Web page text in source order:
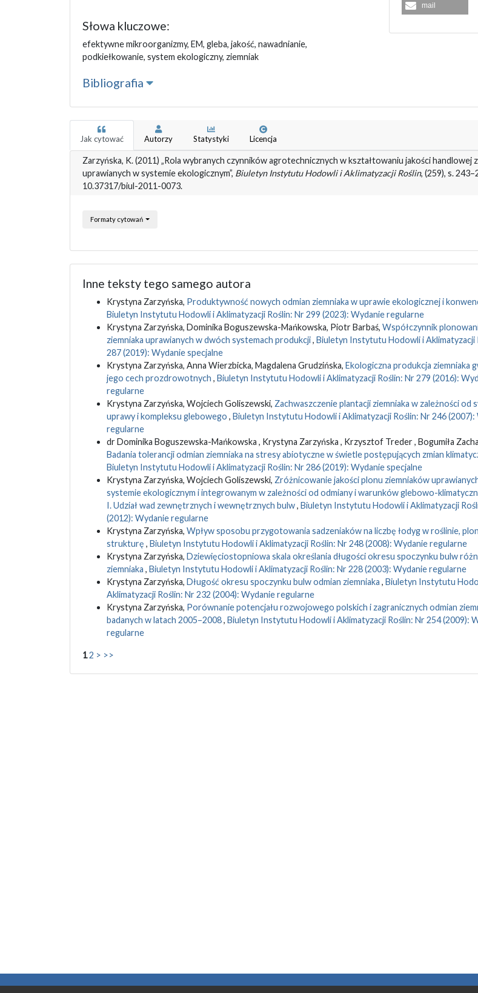
Słowa kluczowe:
efektywne mikroorganizmy, EM, gleba, jakość, nawadnianie,
podkiełkowanie, system ekologiczny, ziemniak
Bibliografia
mail
Jak cytować Autorzy Statystyki Licencja
Zarzyńska, K. (2011) „Rola wybranych czynników agrotechnicznych w kształtowaniu jakości handlowej
uprawianych w systemie ekologicznym”, Biuletyn Instytutu Hodowli i Aklimatyzacji Roślin, (259), s.
10.37317/biul-2011-0073.
Formaty cytowań
Inne teksty tego samego autora
Krystyna Zarzyńska, Produktywność nowych odmian ziemniaka w uprawie ekologicznej i
Biuletyn Instytutu Hodowli i Aklimatyzacji Roślin: Nr 299 (2023): Wydanie regularne
Krystyna Zarzyńska, Dominika Boguszewska-Mańkowska, Piotr Barbaś, Współczynnik
ziemniaka uprawianych w dwóch systemach produkcji, Biuletyn Instytutu Hodowli i Aklimatyzacji
287 (2019): Wydanie specjalne
Krystyna Zarzyńska, Anna Wierzbicka, Magdalena Grudzińska, Ekologiczna produkcja ziemniaka
jego cech prozdrowotnych , Biuletyn Instytutu Hodowli i Aklimatyzacji Roślin: Nr 279 (2016):
regularne
Krystyna Zarzyńska, Wojciech Goliszewski, Zachwaszczenie plantacji ziemniaka w zależności od
uprawy i kompleksu glebowego , Biuletyn Instytutu Hodowli i Aklimatyzacji Roślin: Nr 246 (2007):
regularne
dr Dominika Boguszewska-Mańkowska , Krystyna Zarzyńska , Krzysztof Treder , Bogumiła
Badania tolerancji odmian ziemniaka na stresy abiotyczne w świetle postępujących zmian
Biuletyn Instytutu Hodowli i Aklimatyzacji Roślin: Nr 286 (2019): Wydanie specjalne
Krystyna Zarzyńska, Wojciech Goliszewski, Zróżnicowanie jakości plonu ziemniaków
systemie ekologicznym i integrowanym w zależności od odmiany i warunków glebowo-
I. Udział wad zewnętrznych i wewnętrznych bulw, Biuletyn Instytutu Hodowli i Aklimatyzacji
(2012): Wydanie regularne
Krystyna Zarzyńska, Wpływ sposobu przygotowania sadzeniaków na liczbę łodyg w roślinie,
strukturę , Biuletyn Instytutu Hodowli i Aklimatyzacji Roślin: Nr 248 (2008): Wydanie regularne
Krystyna Zarzyńska, Dziewięciostopniowa skala określania długości okresu spoczynku bulw
ziemniaka , Biuletyn Instytutu Hodowli i Aklimatyzacji Roślin: Nr 228 (2003): Wydanie regularne
Krystyna Zarzyńska, Długość okresu spoczynku bulw odmian ziemniaka , Biuletyn Instytutu
Aklimatyzacji Roślin: Nr 232 (2004): Wydanie regularne
Krystyna Zarzyńska, Porównanie potencjału rozwojowego polskich i zagranicznych odmian
badanych w latach 2005–2008, Biuletyn Instytutu Hodowli i Aklimatyzacji Roślin: Nr 254 (2009):
regularne
1 2 > >>